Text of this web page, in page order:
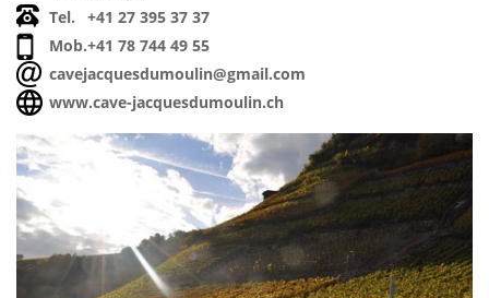
Tel.
+41 27 395 37 37
Mob.+41 78 744 49 55
cavejacquesdumoulin@gmail.com
www.cave-jacquesdumoulin.ch